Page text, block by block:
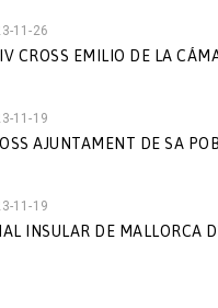
11-26
CROSS EMILIO DE LA
11-19
AJUNTAMENT DE SA
11-19
INSULAR DE MALLORCA